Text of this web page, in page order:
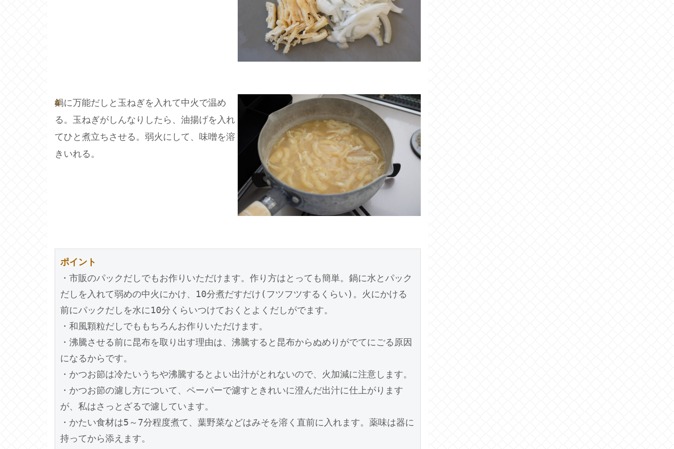
4
鍋に万能だしと玉ねぎを入れて中火で温め
る。玉ねぎがしんなりしたら、油揚げを入れ
てひと煮立ちさせる。弱火にして、味噌を溶
きいれる。
ポイント
・市販のパックだしでもお作りいただけます。作り方はとっても簡単。鍋に水とパック
だしを入れて弱めの中火にかけ、10分煮だすだけ(フツフツするくらい)。火にかける
前にパックだしを水に10分くらいつけておくとよくだしがでます。
・和風顆粒だしでももちろんお作りいただけます。
・沸騰させる前に昆布を取り出す理由は、沸騰すると昆布からぬめりがでてにごる原因
になるからです。
・かつお節は冷たいうちや沸騰するとよい出汁がとれないので、火加減に注意します。
・かつお節の濾し方について、ペーパーで濾すときれいに澄んだ出汁に仕上がります
が、私はさっとざるで濾しています。
・かたい食材は5～7分程度煮て、葉野菜などはみそを溶く直前に入れます。薬味は器に
持ってから添えます。